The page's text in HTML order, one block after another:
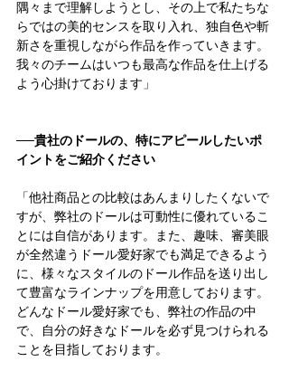
隅々まで理解しようとし、その上で私たちな
らではの美的センスを取り入れ、独自色や斬
新さを重視しながら作品を作っていきます。
我々のチームはいつも最高な作品を仕上げる
よう心掛けております」
──貴社のドールの、特にアピールしたいポ
イントをご紹介ください
「他社商品との比較はあんまりしたくないで
すが、弊社のドールは可動性に優れているこ
とには自信があります。また、趣味、審美眼
が全然違うドール愛好家でも満足できるよう
に、様々なスタイルのドール作品を送り出し
て豊富なラインナップを用意しております。
どんなドール愛好家でも、弊社の作品の中
で、自分の好きなドールを必ず見つけられる
ことを目指しております。